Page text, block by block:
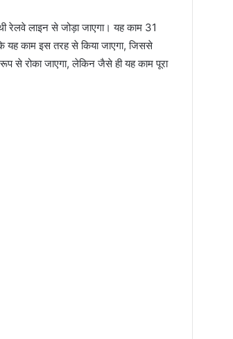
लाइन से जोड़ा जाएगा। यह काम 31
काम इस तरह से किया जाएगा, जिससे
से रोका जाएगा, लेकिन जैसे ही यह काम पूरा